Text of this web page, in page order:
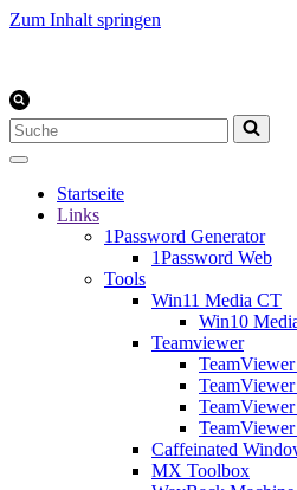
Zum Inhalt springen
Suchen
nach …
Startseite
Links
1Password Generator
1Password Web
Tools
Win11 Media CT
Win10
Teamviewer
Caffeinated
MX Toolbox